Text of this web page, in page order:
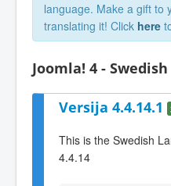
language. Make a gift to
translating it! Click here
Joomla! 4 - Swedish
Versija 4.4.14.1
This is the Swedish
4.4.14